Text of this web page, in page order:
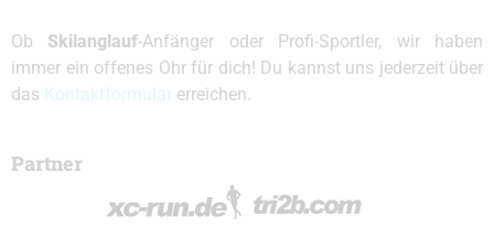
Ob Skilanglauf-Anfänger oder Profi-Sportler, wir haben
immer ein offenes Ohr für dich! Du kannst uns jederzeit über
das
erreichen.
Partner